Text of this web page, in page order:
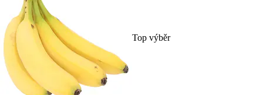
Top výběr